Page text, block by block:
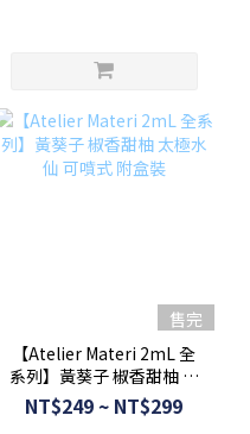
售完
【Atelier Materi 2mL 全
系列】黃葵子 椒香甜柚 太
極水仙 可噴式 附盒裝
NT$249 ~ NT$299